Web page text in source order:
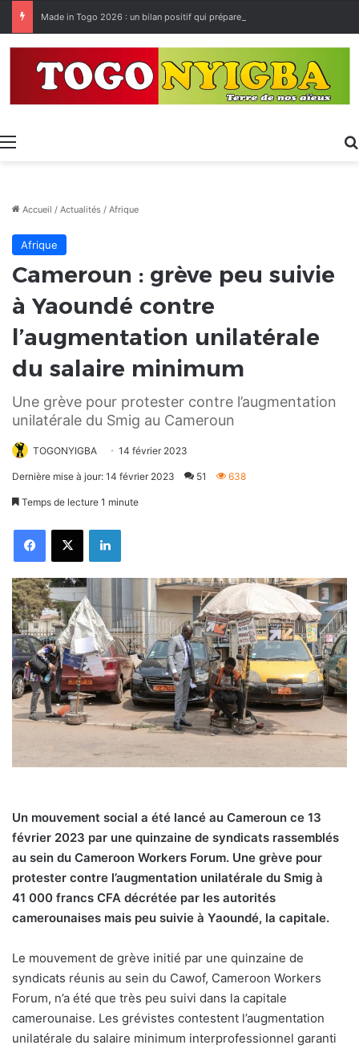
Menu
Accueil / Actualités / Afrique
Afrique
Cameroun : grève peu suivie
à Yaoundé contre
l’augmentation unilatérale
du salaire minimum
Une grève pour protester contre l’augmentation
unilatérale du Smig au Cameroun
TOGONYIGBA 14 février 2023
Dernière mise à jour: 14 février 2023 51 638
Temps de lecture 1 minute
FacebookX Linkedin
Un mouvement social a été lancé au Cameroun ce 13
février 2023 par une quinzaine de syndicats rassemblés
au sein du Cameroon Workers Forum. Une grève pour
protester contre l’augmentation unilatérale du Smig à
41 000 francs CFA décrétée par les autorités
camerounaises mais peu suivie à Yaoundé, la capitale.
Le mouvement de grève initié par une quinzaine de
syndicats réunis au sein du Cawof, Cameroon Workers
Forum, n’a été que très peu suivi dans la capitale
camerounaise. Les grévistes contestent l’augmentation
unilatérale du salaire minimum interprofessionnel garanti